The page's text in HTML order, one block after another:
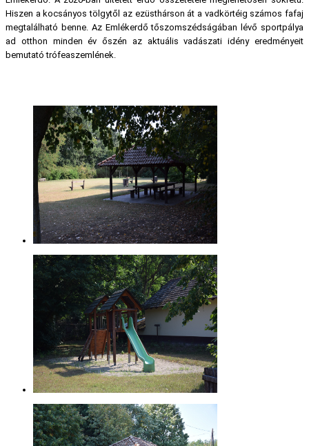
Hiszen a kocsányos tölgytől az ezüsthárson át a vadkörtéig számos fafaj
megtalálható benne. Az Emlékerdő tőszomszédságában lévő sportpálya
ad otthon minden év őszén az aktuális vadászati idény eredményeit
bemutató trófeaszemlének.